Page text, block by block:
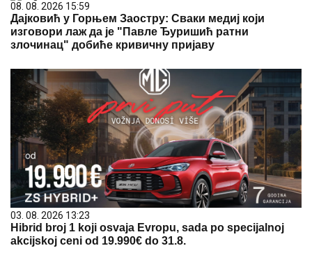
08. 08. 2026 15:59
Дајковић у Горњем Заостру: Сваки медиј који
изговори лаж да је "Павле Ђуришић ратни
злочинац" добиће кривичну пријаву
03. 08. 2026 13:23
Hibrid broj 1 koji osvaja Evropu, sada po specijalnoj
akcijskoj ceni od 19.990€ do 31.8.